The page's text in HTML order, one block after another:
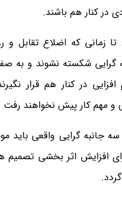
در کنار هم باشند.
زمانی که اضلاع تقابل و
گرایی شکسته نشوند و به
در کنار هم قرار
و مهم کار پیش نخواهند رفت
سه جانبه گرایی واقعی باید
افزایش اثر بخشی تصمیم